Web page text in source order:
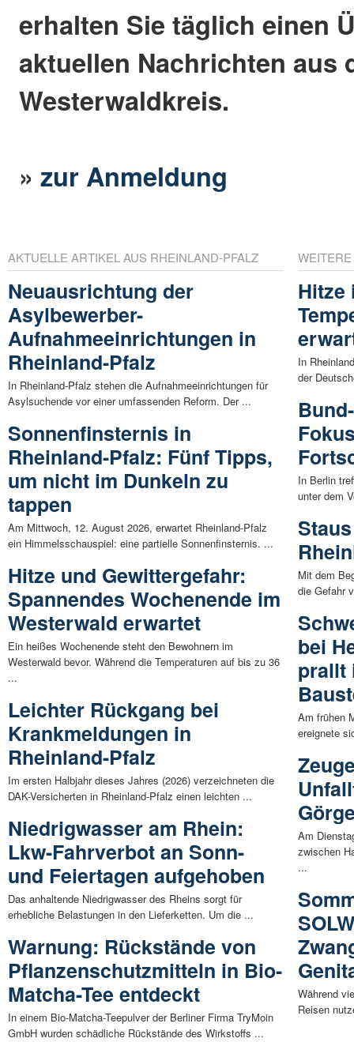
erhalten Sie täglich einen
aktuellen Nachrichten aus
Westerwaldkreis.
»zur Anmeldung
AKTUELLE ARTIKEL AUS RHEINLAND-PFALZ
Neuausrichtung der
Asylbewerber-
Aufnahmeeinrichtungen in
Rheinland-Pfalz
In Rheinland-Pfalz stehen die Aufnahmeeinrichtungen für
Asylsuchende vor einer umfassenden Reform. Der ...
Sonnenfinsternis in
Rheinland-Pfalz: Fünf Tipps,
um nicht im Dunkeln zu
tappen
Am Mittwoch, 12. August 2026, erwartet Rheinland-Pfalz
ein Himmelsschauspiel: eine partielle Sonnenfinsternis. ...
Hitze und Gewittergefahr:
Spannendes Wochenende im
Westerwald erwartet
Ein heißes Wochenende steht den Bewohnern im
Westerwald bevor. Während die Temperaturen auf bis zu 36
...
Leichter Rückgang bei
Krankmeldungen in
Rheinland-Pfalz
Im ersten Halbjahr dieses Jahres (2026) verzeichneten die
DAK-Versicherten in Rheinland-Pfalz einen leichten ...
Niedrigwasser am Rhein:
Lkw-Fahrverbot an Sonn-
und Feiertagen aufgehoben
Das anhaltende Niedrigwasser des Rheins sorgt für
erhebliche Belastungen in den Lieferketten. Um die ...
Warnung: Rückstände von
Pflanzenschutzmitteln in Bio-
Matcha-Tee entdeckt
In einem Bio-Matcha-Teepulver der Berliner Firma TryMoin
GmbH wurden schädliche Rückstände des Wirkstoffs ...
Hitze
In
der
In Berlin
unter dem
Mit dem
die Gefahr
bei
prallt
Am frühen
ereignete
Am
zwischen
...
Während
Reisen